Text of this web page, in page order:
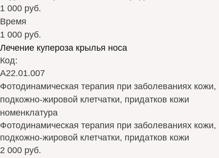
1 000 руб.
Время
1 000 руб.
Лечение купероза крылья носа
Код:
А22.01.007
Фотодинамическая терапия при заболеваниях кожи,
подкожно-жировой клетчатки, придатков кожи
номенклатура
Фотодинамическая терапия при заболеваниях кожи,
подкожно-жировой клетчатки, придатков кожи
2 000 руб.